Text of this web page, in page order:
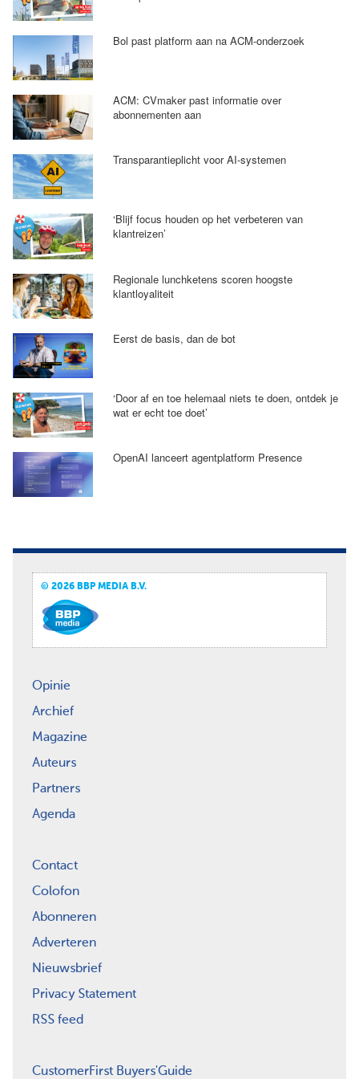
Bol past platform aan na ACM-onderzoek
ACM: CVmaker past informatie over
abonnementen aan
Transparantieplicht voor AI-systemen
‘Blijf focus houden op het verbeteren van
klantreizen’
Regionale lunchketens scoren hoogste
klantloyaliteit
Eerst de basis, dan de bot
‘Door af en toe helemaal niets te doen, ontdek je
wat er echt toe doet’
OpenAI lanceert agentplatform Presence
© 2026 BBP MEDIA B.V.
Opinie
Archief
Magazine
Auteurs
Partners
Agenda
Contact
Colofon
Abonneren
Adverteren
Nieuwsbrief
Privacy Statement
RSS feed
CustomerFirst Buyers'Guide